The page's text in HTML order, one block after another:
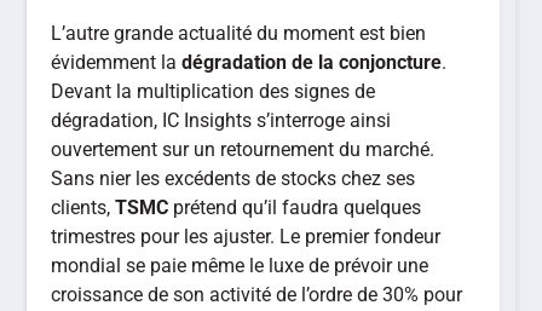
L’autre grande actualité du moment est bien
évidemment ladégradation de la conjoncture.
Devant la multiplication des signes de
dégradation, IC Insights s’interroge ainsi
ouvertement sur un retournement du marché.
Sans nier les excédents de stocks chez ses
clients,TSMC prétend qu’il faudra quelques
trimestres pour les ajuster. Le premier fondeur
mondial se paie même le luxe de prévoir une
croissance de son activité de l’ordre de 30% pour